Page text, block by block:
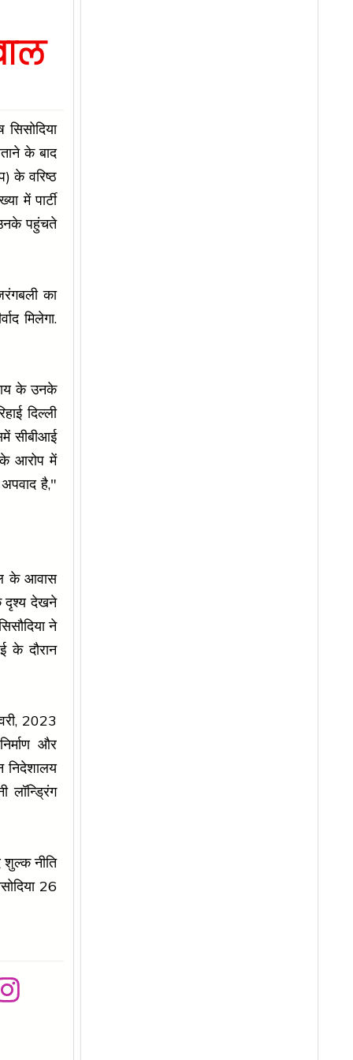
के बाद
के वरिष्ठ
में पार्टी
पहुंचते
का
मिलेगा.
के उनके
दिल्ली
सीबीआई
के आरोप में
है,"
के आवास
दृश्य देखने
ने
के दौरान
2023
और
निदेशालय
शुल्क नीति
26